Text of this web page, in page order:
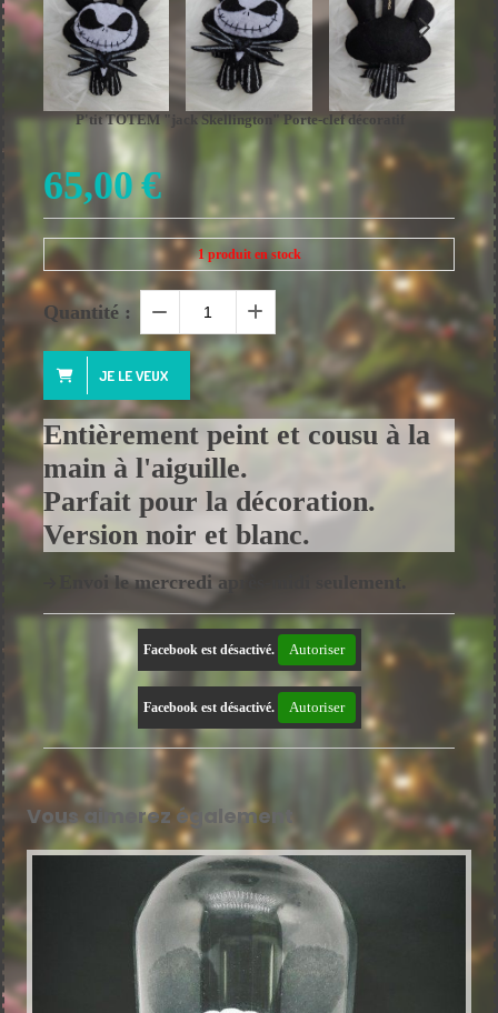
P'tit TOTEM "jack Skellington" Porte-clef décoratif
65,00 €
1produit en stock
Quantité :
JE LE VEUX
Entièrement peint et cousu à la
main à l'aiguille.
Parfait pour la décoration.
Version noir et blanc.
Envoi le mercredi après-midi seulement.
Facebook est désactivé. Autoriser
Facebook est désactivé. Autoriser
Vous aimerez également